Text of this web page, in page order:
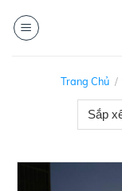
Trang Chủ /